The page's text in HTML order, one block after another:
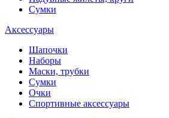
Сумки
Аксессуары
Шапочки
Наборы
Маски, трубки
Сумки
Очки
Спортивные аксессуары